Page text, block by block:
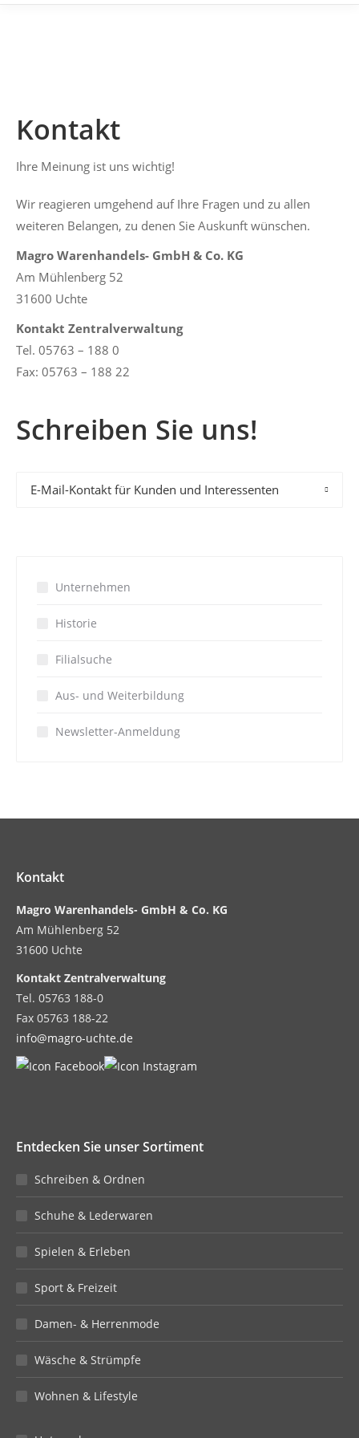
Kontakt
Ihre Meinung ist uns wichtig!
Wir reagieren umgehend auf Ihre Fragen und zu allen
weiteren Belangen, zu denen Sie Auskunft wünschen.
Magro Warenhandels- GmbH & Co. KG
Am Mühlenberg 52
31600 Uchte
Kontakt Zentralverwaltung
Tel. 05763 – 188 0
Fax: 05763 – 188 22
Schreiben Sie uns!
E-Mail-Kontakt für Kunden und Interessenten
Unternehmen
Historie
Filialsuche
Aus- und Weiterbildung
Newsletter-Anmeldung
Kontakt
Magro Warenhandels- GmbH & Co. KG
Am Mühlenberg 52
31600 Uchte
Kontakt Zentralverwaltung
Tel. 05763 188-0
Fax 05763 188-22
info@magro-uchte.de
Entdecken Sie unser Sortiment
Schreiben & Ordnen
Schuhe & Lederwaren
Spielen & Erleben
Sport & Freizeit
Damen- & Herrenmode
Wäsche & Strümpfe
Wohnen & Lifestyle